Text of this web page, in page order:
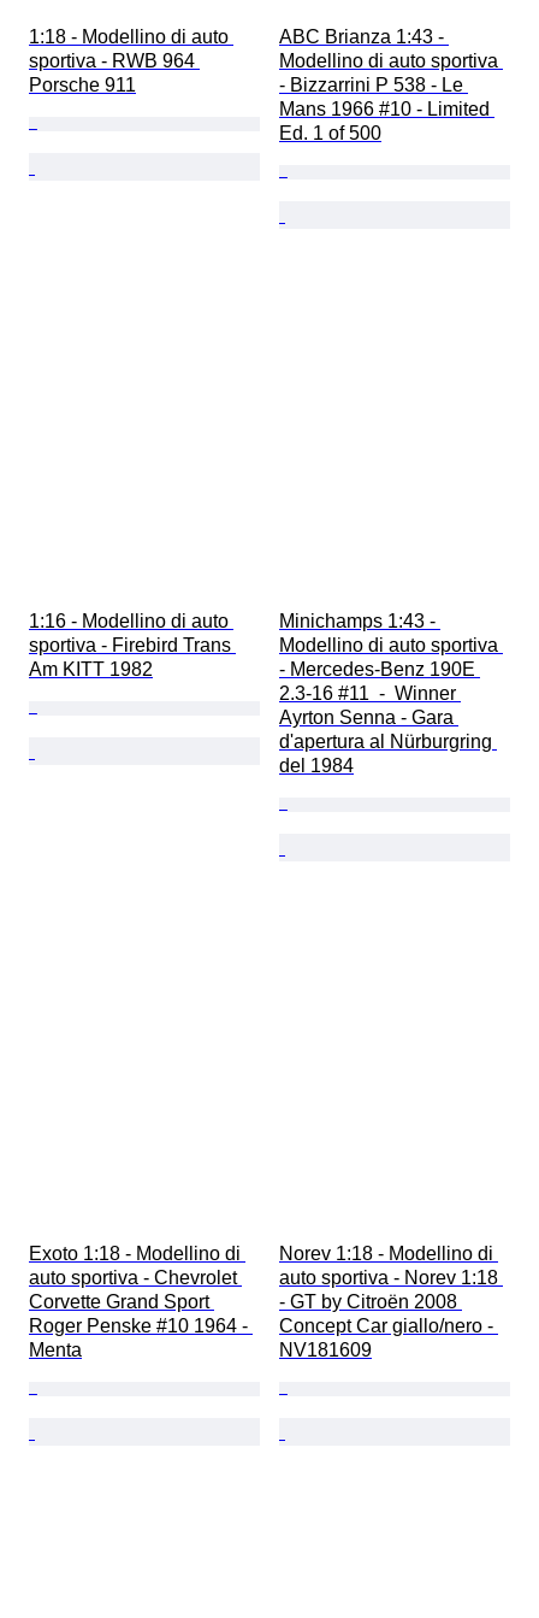
1:18 - Modellino di auto
sportiva - RWB 964
Porsche 911
ABC Brianza 1:43 -
Modellino di auto sportiva
- Bizzarrini P 538 - Le
Mans 1966 #10 - Limited
Ed. 1 of 500
1:16 - Modellino di auto
sportiva - Firebird Trans
Am KITT 1982
Minichamps 1:43 -
Modellino di auto sportiva
- Mercedes-Benz 190E
2.3-16 #11  -  Winner
Ayrton Senna - Gara
d'apertura al Nürburgring
del 1984
Exoto 1:18 - Modellino di
auto sportiva - Chevrolet
Corvette Grand Sport
Roger Penske #10 1964 -
Menta
Norev 1:18 - Modellino di
auto sportiva - Norev 1:18
- GT by Citroën 2008
Concept Car giallo/nero -
NV181609